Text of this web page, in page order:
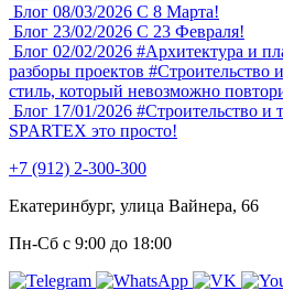
Блог 08/03/2026 С 8 Марта!
Блог 23/02/2026 С 23 Февраля!
Блог 02/02/2026 #Архитектура и
разборы проектов #Строительство
стиль, который невозможно
Блог 17/01/2026 #Строительство и
SPARTEX это просто!
+7 (912) 2-300-300
Екатеринбург, улица Вайнера, 66
Пн-Сб с 9:00 до 18:00